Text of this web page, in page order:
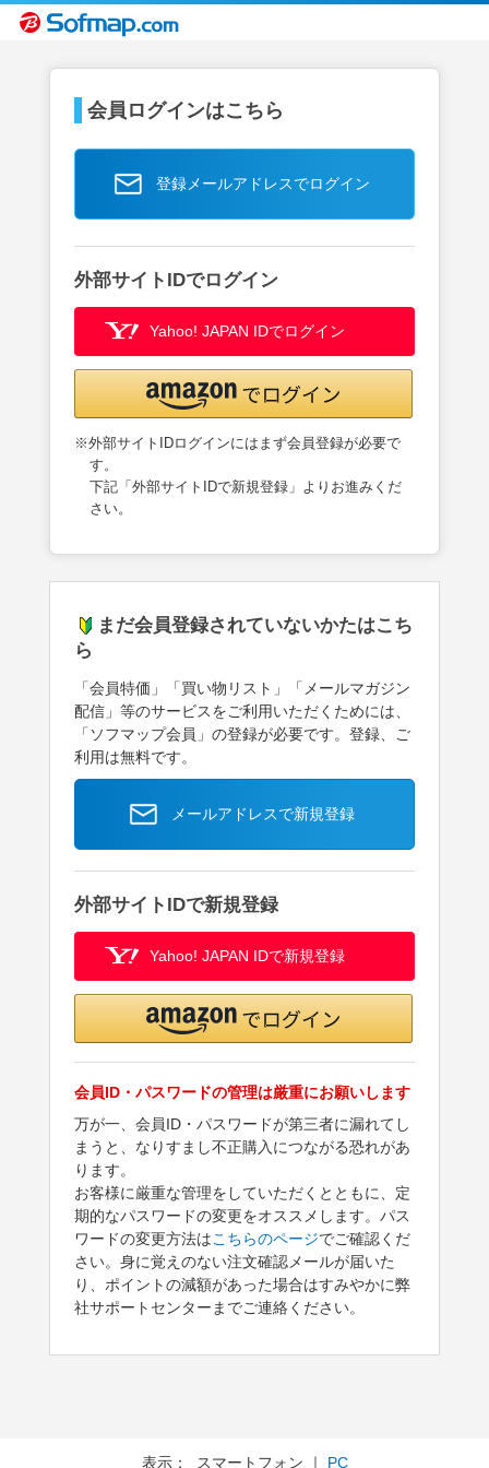
会員ログインはこちら
登録メールアドレスでログイン
外部サイトIDでログイン
Yahoo! JAPAN IDでログイン
※外部サイトIDログインにはまず会員登録が必要で
す。
下記「外部サイトIDで新規登録」よりお進みくだ
さい。
まだ会員登録されていないかたはこち
ら
「会員特価」「買い物リスト」「メールマガジン
配信」等のサービスをご利用いただくためには、
「ソフマップ会員」の登録が必要です。登録、ご
利用は無料です。
メールアドレスで新規登録
外部サイトIDで新規登録
Yahoo! JAPAN IDで新規登録
会員ID・パスワードの管理は厳重にお願いします
万が一、会員ID・パスワードが第三者に漏れてし
まうと、なりすまし不正購入につながる恐れがあ
ります。
お客様に厳重な管理をしていただくとともに、定
期的なパスワードの変更をオススメします。パス
ワードの変更方法はこちらのページでご確認くだ
さい。身に覚えのない注文確認メールが届いた
り、ポイントの減額があった場合はすみやかに弊
社サポートセンターまでご連絡ください。
表示： スマートフォン ｜ PC